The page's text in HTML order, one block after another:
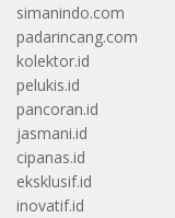
simanindo.com
padarincang.com
kolektor.id
pelukis.id
pancoran.id
jasmani.id
cipanas.id
eksklusif.id
inovatif.id